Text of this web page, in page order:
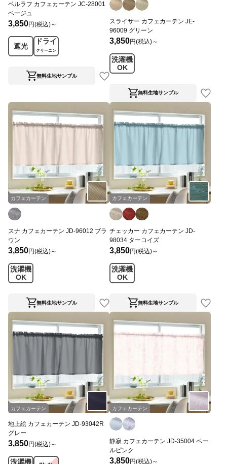
ベルラフ カフェカーテン JC-28001
ベージュ
3,850円(税込)～
遮光
ドライ
クリーニン
無料生地サンプル
スライサー カフェカーテン JE-
96009 グリーン
3,850円(税込)～
洗濯機
OK
無料生地サンプル
カフェカーテン
スナ カフェカーテン JD-96012 ブラ
ウン
3,850円(税込)～
洗濯機
OK
無料生地サンプル
カフェカーテン
チェッカー カフェカーテン JD-
98034 ターコイズ
3,850円(税込)～
洗濯機
OK
無料生地サンプル
カフェカーテン
地上絵 カフェカーテン JD-93042R
グレー
3,850円(税込)～
洗濯機
カフェカーテン
静寂 カフェカーテン JD-35004 ペー
ルピンク
3,850円(税込)～